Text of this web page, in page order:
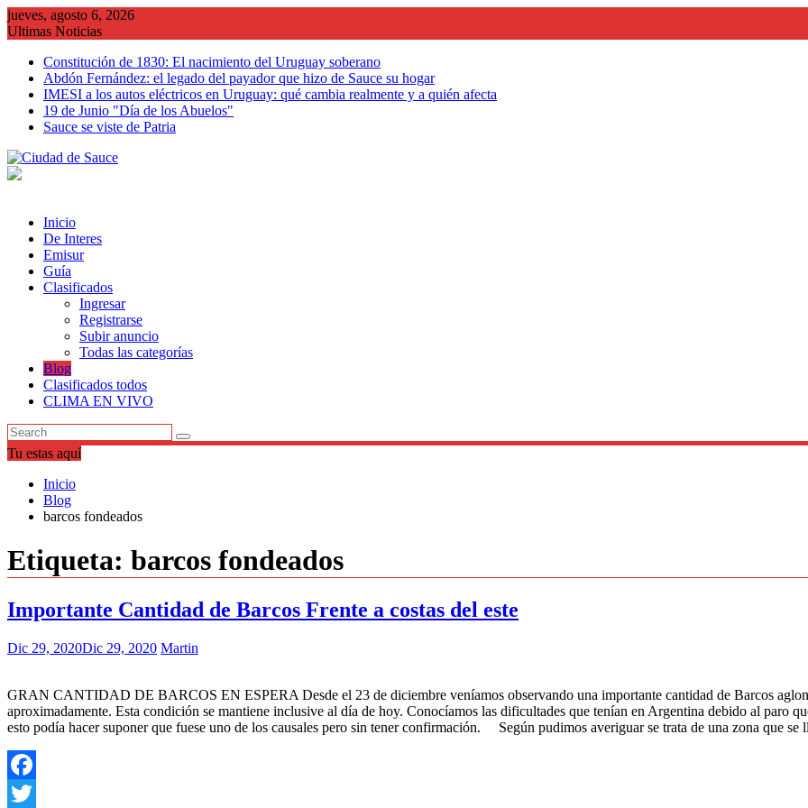
Saltar
al
jueves, agosto 6, 2026
Ultimas Noticias
Constitución de 1830: El nacimiento del Uruguay soberano
Abdón Fernández: el legado del payador que hizo de Sauce su hogar
IMESI a los autos eléctricos en Uruguay: qué cambia realmente y a quién afecta
19 de Junio "Día de los Abuelos"
Sauce se viste de Patria
Inicio
De Interes
Emisur
Guía
Clasificados
Ingresar
Registrarse
Subir anuncio
Todas las categorías
Blog
Clasificados todos
CLIMA EN VIVO
Tu estas aquí
Inicio
Blog
barcos fondeados
Etiqueta: barcos fondeados
Importante Cantidad de Barcos Frente a costas del este
Dic 29, 2020Dic 29, 2020 Martin
GRAN CANTIDAD DE BARCOS EN ESPERA Desde el 23 de diciembre veníamos observando una importante cantidad de Barcos
aproximadamente. Esta condición se mantiene inclusive al día de hoy. Conocíamos las dificultades que tenían en Argentina debido al paro
esto podía hacer suponer que fuese uno de los causales pero sin tener confirmación. Según pudimos averiguar se trata de una zona que
Facebook